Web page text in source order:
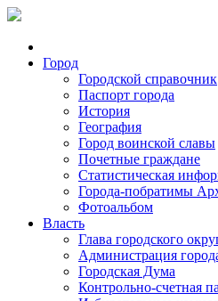
Город
Городской справочник
Паспорт города
История
География
Город воинской славы
Почетные граждане
Статистическая
Города-побратимы
Фотоальбом
Власть
Глава городского
Администрация
Городская Дума
Контрольно-счетная